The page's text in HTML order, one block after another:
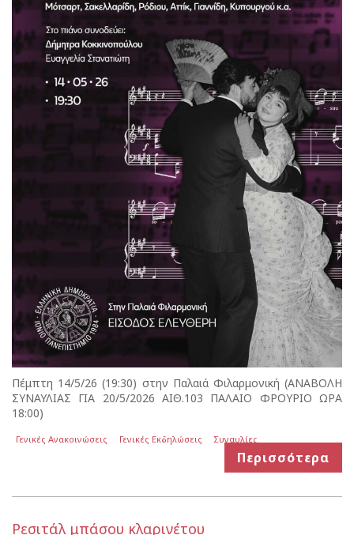
Πέμπτη 14/5/26 (19:30) στην Παλαιά Φιλαρμονική (ΑΝΑΒΟΛΗ
ΣΥΝΑΥΛΙΑΣ ΓΙΑ 20/5/2026 ΑΙΘ.103 ΠΑΛΑΙΟ ΦΡΟΥΡΙΟ ΩΡΑ
18:00)
Γενικές Ανακοινώσεις Γενικές Εκδηλώσεις Συναυλίες
Περισσότερα
Ρεσιτάλ μπάσου κλαρινέτου